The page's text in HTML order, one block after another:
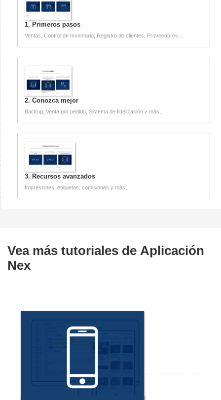
1. Primeros pasos
Ventas, Control de Inventario, Registro de clientes, Proveedores ...
2. Conozca mejor
Backup, Venta por pedido, Sistema de fidelización y más...
3. Recursos avanzados
Impresiones, etiquetas, comisiones y más...
Vea más tutoriales de Aplicación
Nex